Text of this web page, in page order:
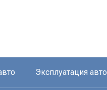
Эксплуатация авто